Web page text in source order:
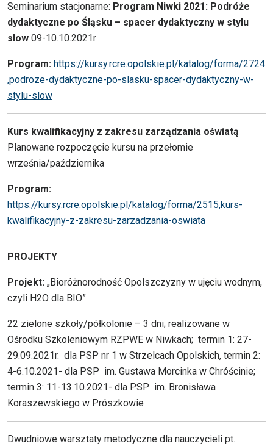
Seminarium stacjonarne: Program Niwki 2021: Podróże
dydaktyczne po Śląsku – spacer dydaktyczny w stylu
slow 09-10.10.2021r
Program: https://kursy.rcre.opolskie.pl/katalog/forma/2724
,podroze-dydaktyczne-po-slasku-spacer-dydaktyczny-w-
stylu-slow
Kurs kwalifikacyjny z zakresu zarządzania oświatą
Planowane rozpoczęcie kursu na przełomie
września/października
Program:
https://kursy.rcre.opolskie.pl/katalog/forma/2515,kurs-
kwalifikacyjny-z-zakresu-zarzadzania-oswiata
PROJEKTY
Projekt: „Bioróżnorodność Opolszczyzny w ujęciu wodnym,
czyli H2O dla BIO”
22 zielone szkoły/półkolonie – 3 dni; realizowane w
Ośrodku Szkoleniowym RZPWE w Niwkach; termin 1: 27-
29.09.2021r. dla PSP nr 1 w Strzelcach Opolskich, termin 2:
4-6.10.2021- dla PSP im. Gustawa Morcinka w Chróścinie;
termin 3: 11-13.10.2021- dla PSP im. Bronisława
Koraszewskiego w Prószkowie
Dwudniowe warsztaty metodyczne dla nauczycieli pt.